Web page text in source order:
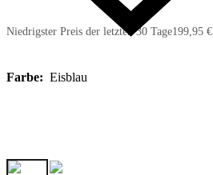
Niedrigster Preis der letzten 30 Tage199,95 €
Farbe: Eisblau